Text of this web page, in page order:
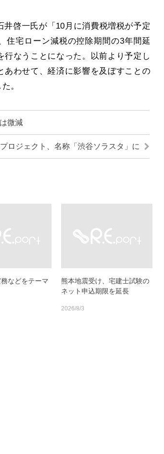
啓一氏が「10月に消費税増税が予定
住宅ローン減税の控除期間の3年間延
なうことになった。以前より予定し
あわせて、経済に影響を及ぼすことの
。
微減
ロジェクト、名称「渋谷ソラスタ」に
などをテーマ
熊本地震受け、宅建士試験の
ネット申込期限を延長
2026/8/3